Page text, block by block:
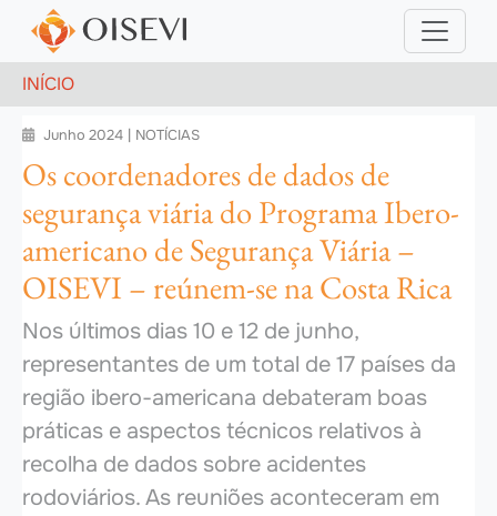
Pular para o conteúdo principal
NOTÍCIAS
Trilha de navegação
INÍCIO
 Junho 2024 NOTÍCIAS
Os coordenadores de dados de
segurança viária do Programa Ibero-
americano de Segurança Viária –
OISEVI – reúnem-se na Costa Rica
Nos últimos dias 10 e 12 de junho,
representantes de um total de 17 países da
região ibero-americana debateram boas
práticas e aspectos técnicos relativos à
recolha de dados sobre acidentes
rodoviários. As reuniões aconteceram em